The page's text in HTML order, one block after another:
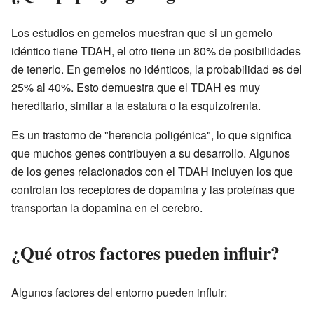
Los estudios en gemelos muestran que si un gemelo
idéntico tiene TDAH, el otro tiene un 80% de posibilidades
de tenerlo. En gemelos no idénticos, la probabilidad es del
25% al 40%. Esto demuestra que el TDAH es muy
hereditario, similar a la estatura o la esquizofrenia.
Es un trastorno de "herencia poligénica", lo que significa
que muchos genes contribuyen a su desarrollo. Algunos
de los genes relacionados con el TDAH incluyen los que
controlan los receptores de dopamina y las proteínas que
transportan la dopamina en el cerebro.
¿Qué otros factores pueden influir?
Algunos factores del entorno pueden influir: